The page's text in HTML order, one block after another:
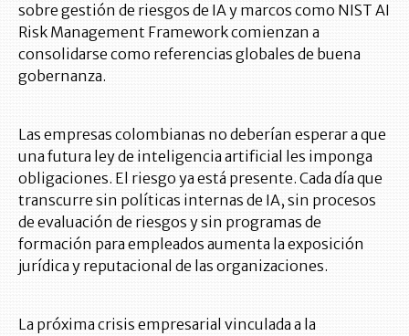
sobre gestión de riesgos de IA y marcos como NIST AI
Risk Management Framework comienzan a
consolidarse como referencias globales de buena
gobernanza.
Las empresas colombianas no deberían esperar a que
una futura ley de inteligencia artificial les imponga
obligaciones. El riesgo ya está presente. Cada día que
transcurre sin políticas internas de IA, sin procesos
de evaluación de riesgos y sin programas de
formación para empleados aumenta la exposición
jurídica y reputacional de las organizaciones.
La próxima crisis empresarial vinculada a la